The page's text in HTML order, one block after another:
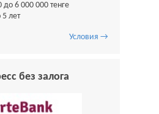
до 6 000 000 тенге
лет
Условия →
без залога